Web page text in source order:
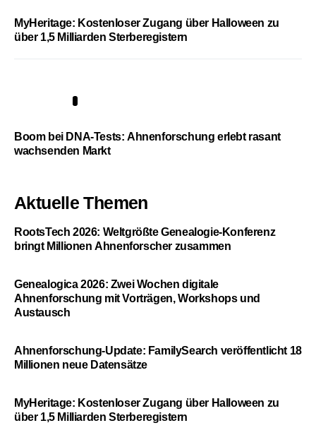
MyHeritage: Kostenloser Zugang über Halloween zu
über 1,5 Milliarden Sterberegistern
Boom bei DNA-Tests: Ahnenforschung erlebt rasant
wachsenden Markt
Aktuelle Themen
RootsTech 2026: Weltgrößte Genealogie-Konferenz
bringt Millionen Ahnenforscher zusammen
Genealogica 2026: Zwei Wochen digitale
Ahnenforschung mit Vorträgen, Workshops und
Austausch
Ahnenforschung-Update: FamilySearch veröffentlicht 18
Millionen neue Datensätze
MyHeritage: Kostenloser Zugang über Halloween zu
über 1,5 Milliarden Sterberegistern